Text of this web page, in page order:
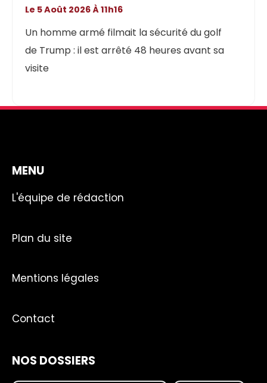
Un homme armé filmait la sécurité du golf
de Trump : il est arrêté 48 heures avant sa
visite
Le 5 Août 2026 À 11h16
MENU
L'équipe de rédaction
Plan du site
Mentions légales
Contact
NOS DOSSIERS